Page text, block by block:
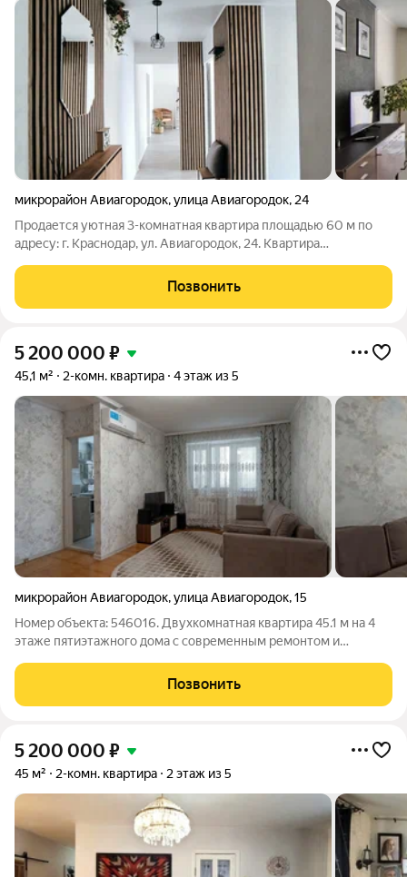
микрорайон Авиагородок,улица Авиагородок, 24
Продается уютная 3-комнатная квартира площадью 60 м по
адресу: г. Краснодар, ул. Авиагородок, 24. Квартира
качественный ремонт, квартира полностью укомплектована
мебелью и техникой: сплит-система,
Позвонить
5 200 000 ₽
45,1 м² 2-комн. квартира 4 этаж из 5
микрорайон Авиагородок,улица Авиагородок,15
Номер объекта: 546016. Двухкомнатная квартира 45.1 м на 4
этаже пятиэтажного дома с современным ремонтом и
предложение в районе Авиагородка с идеальной
транспортной развязкой и полной
Позвонить
5 200 000 ₽
45 м² 2-комн. квартира 2 этаж из 5